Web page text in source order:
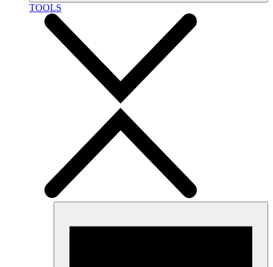
TOOLS